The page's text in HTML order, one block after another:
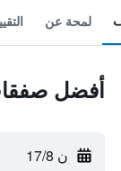
لمحة عن
أفضل
ن 17/8